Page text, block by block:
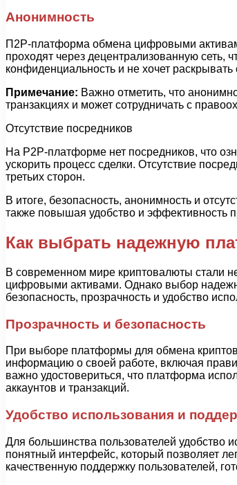
Анонимность
П2P-платформа обмена цифровыми
проходят через децентрализованную сеть,
конфиденциальность и не хочет
Примечание: Важно отметить, что
транзакциях и может сотрудничать с
Отсутствие посредников
На P2P-платформе нет посредников, что
ускорить процесс сделки. Отсутствие
третьих сторон.
В итоге, безопасность, анонимность и
также повышая удобство и эффективность
Как выбрать надежную
В современном мире криптовалюты стали
цифровыми активами. Однако выбор
безопасность, прозрачность и удобство
Прозрачность и безопасность
При выборе платформы для обмена
информацию о своей работе, включая
важно удостовериться, что платформа
аккаунтов и транзакций.
Удобство использования и
Для большинства пользователей
понятный интерфейс, который позволяет
качественную поддержку пользователей,